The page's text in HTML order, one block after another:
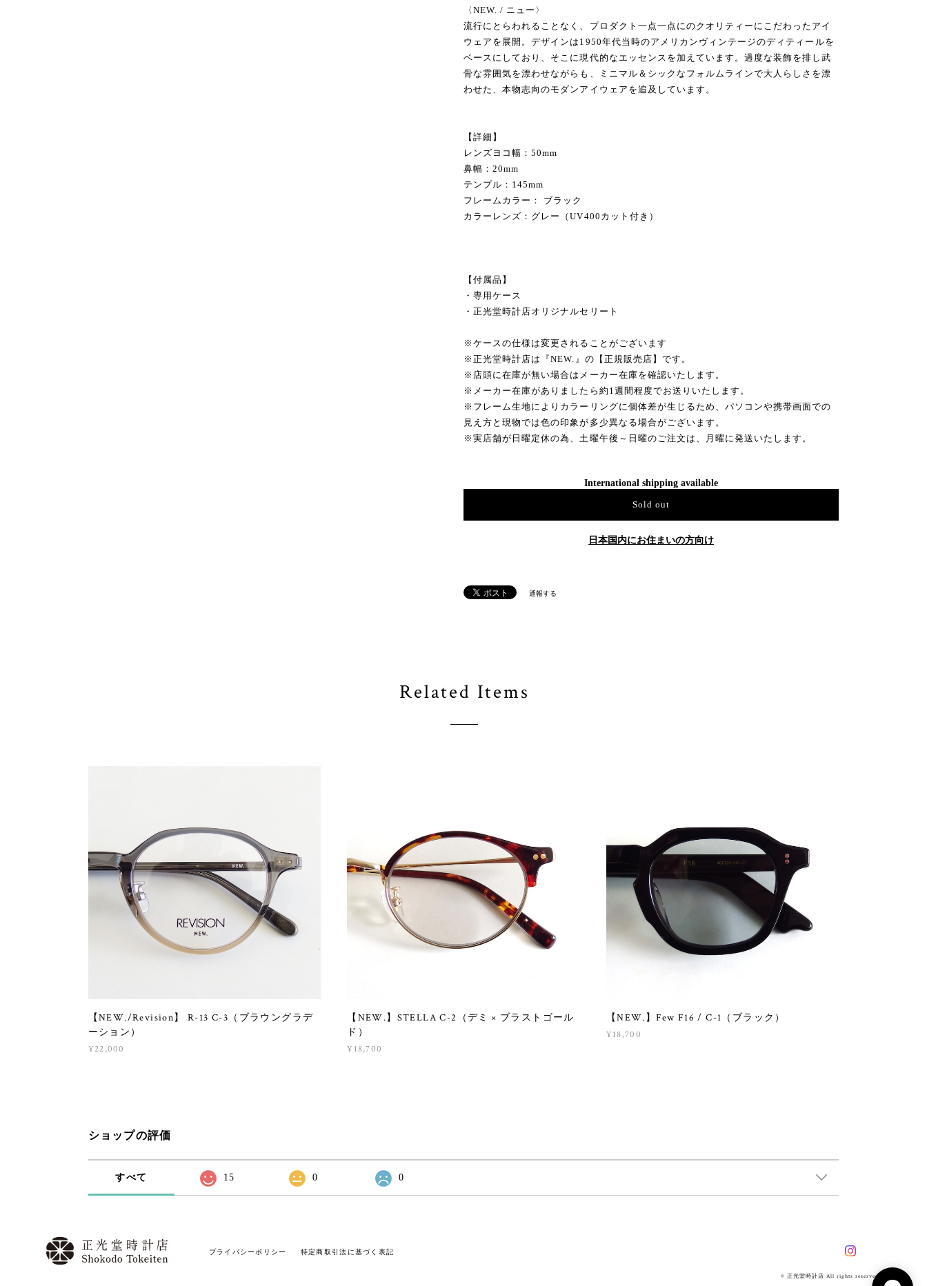
〈NEW. / ニュー〉
流行にとらわれることなく、プロダクト一点一点にのクオリティーにこだわったアイ
ウェアを展開。デザインは1950年代当時のアメリカンヴィンテージのディティールを
ベースにしており、そこに現代的なエッセンスを加えています。過度な装飾を排し武
骨な雰囲気を漂わせながらも、ミニマル＆シックなフォルムラインで大人らしさを漂
わせた、本物志向のモダンアイウェアを追及しています。
【詳細】
レンズヨコ幅：50mm
鼻幅：20mm
テンプル：145mm
フレームカラー： ブラック
カラーレンズ：グレー（UV400カット付き）
【付属品】
・専用ケース
・正光堂時計店オリジナルセリート
※ケースの仕様は変更されることがございます
※正光堂時計店は『NEW.』の【正規販売店】です。
※店頭に在庫が無い場合はメーカー在庫を確認いたします。
※メーカー在庫がありましたら約1週間程度でお送りいたします。
※フレーム生地によりカラーリングに個体差が生じるため、パソコンや携帯画面での
見え方と現物では色の印象が多少異なる場合がございます。
※実店舗が日曜定休の為、土曜午後～日曜のご注文は、月曜に発送いたします。
International shipping available
Sold out
日本国内にお住まいの方向け
通報する
Related Items
【NEW./Revision】 R-13 C-3（ブラウングラデ
ーション）
¥22,000
【NEW.】STELLA C-2（デミ × ブラストゴール
ド）
¥18,700
【NEW.】Few F16 / C-1（ブラック）
¥18,700
ショップの評価
すべて 15 0 0
プライバシーポリシー 特定商取引法に基づく表記
© 正光堂時計店 All rights reserved.